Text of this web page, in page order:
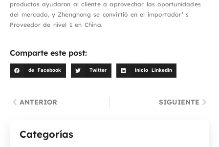
productos ayudaron al cliente a aprovechar las oportunidades
del mercado, y Zhenghong se convirtió en el importador’ s
Proveedor de nivel 1 en China.
Comparte este post:
de Facebook Twitter Inicio LinkedIn
ANTERIOR SIGUIENTE
Categorías